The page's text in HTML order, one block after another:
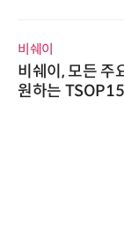
비쉐이
비쉐이, 모든 주
원하는